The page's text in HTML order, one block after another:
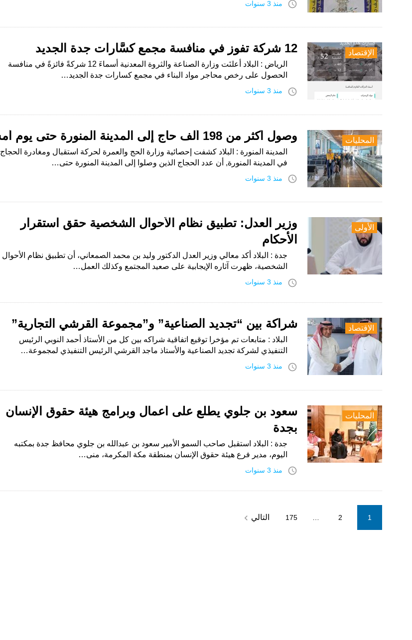
access_time منذ 3 سنوات
الإقتصاد 12 شركة تفوز في منافسة مجمع كسَّارات جدة الجديد
الرياض : البلاد أعلنَت وزارة الصناعة والثروة المعدنية أسماءَ 12 شركةً فائزةً في منافسة
الحصول على رخص محاجر مواد البناء في مجمع كسارات جدة الجديد…
access_time منذ 3 سنوات
المحليات وصول أكثر من 198 ألف حاج إلى المدينة المنورة حتى يوم أمس
المدينة المنورة : البلاد كشفت إحصائية وزارة الحج والعمرة لحركة استقبال ومغادرة الحجاج
في المدينة المنورة, أن عدد الحجاج الذين وصلوا إلى المدينة المنورة حتى…
access_time منذ 3 سنوات
الأولى
وزير العدل: تطبيق نظام الأحوال الشخصية حقق استقرار
الأحكام
جدة : البلاد أكد معالي وزير العدل الدكتور وليد بن محمد الصمعاني، أن تطبيق نظام الأحوال
الشخصية، ظهرت آثاره الإيجابية على صعيد المجتمع وكذلك العمل…
access_time منذ 3 سنوات
الإقتصاد شراكة بين “تجديد الصناعية” و”مجموعة القرشي التجارية”
البلاد : متابعات تم مؤخرا توقيع اتفاقية شراكه بين كل من الأستاذ أحمد النوبي الرئيس
التنفيذي لشركة تجديد الصناعية والأستاذ ماجد القرشي الرئيس التنفيذي لمجموعة…
access_time منذ 3 سنوات
المحليات
سعود بن جلوي يطلع على أعمال وبرامج هيئة حقوق الإنسان
بجدة
جدة : البلاد استقبل صاحب السمو الأمير سعود بن عبدالله بن جلوي محافظ جدة بمكتبه
اليوم، مدير فرع هيئة حقوق الإنسان بمنطقة مكة المكرمة، منى…
access_time منذ 3 سنوات
Posts
pagination
1
2
175 التالي navigate_next